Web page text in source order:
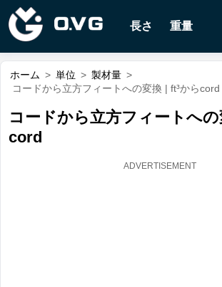
長さ 重量
ホーム > 単位 > 製材量 >
コードから立方フィートへの変換 | ft³からcord
コードから立方フィートへの
cord